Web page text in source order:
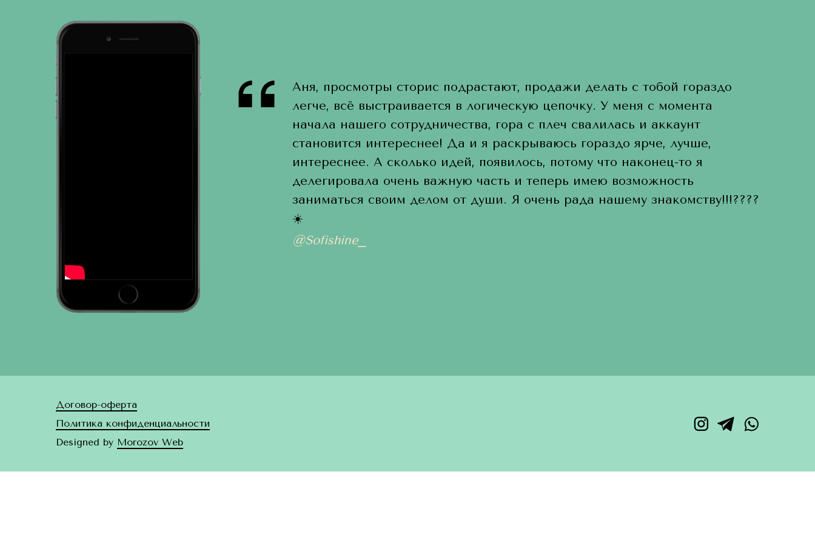
Аня, просмотры сторис подрастают, продажи делать с тобой гораздо
легче, всё выстраивается в логическую цепочку. У меня с момента
начала нашего сотрудничества, гора с плеч свалилась и аккаунт
становится интереснее! Да и я раскрываюсь гораздо ярче, лучше,
интереснее. А сколько идей, появилось, потому что наконец-то я
делегировала очень важную часть и теперь имею возможность
заниматься своим делом от души. Я очень рада нашему знакомству!!!????
☀️
@Sofishine_
Designed by Morozov Web
Договор-оферта
Политика конфиденциальности